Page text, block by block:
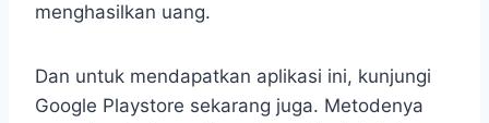
menghasilkan uang.
Dan untuk mendapatkan aplikasi ini, kunjungi
Google Playstore sekarang juga. Metodenya